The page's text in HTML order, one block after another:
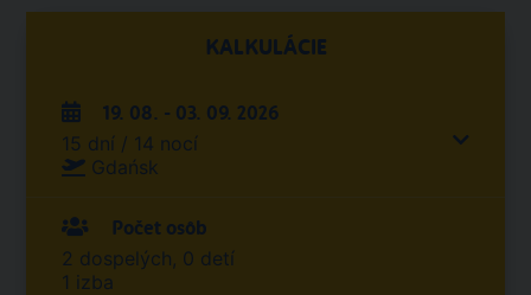
KALKULÁCIE
19. 08. - 03. 09. 2026
15 dní / 14 nocí
Gdańsk
Počet osôb
2 dospelých, 0 detí
1 izba